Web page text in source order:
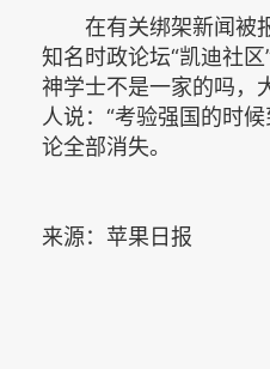
在有关绑架新闻被报
知名时政论坛“凯迪社
神学士不是一家的吗，
人说：“考验强国的时
论全部消失。
来源：苹果日报